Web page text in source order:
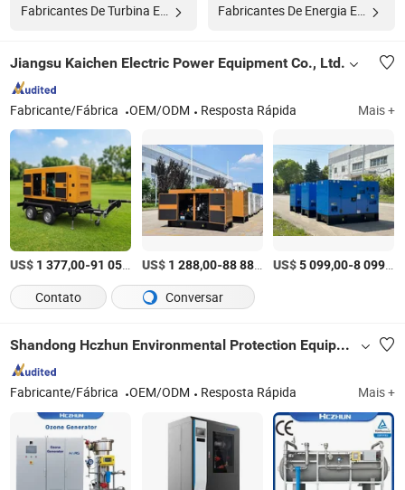
Fabricantes De Turbina Eólica Fabricantes De Energia Eólica
Jiangsu Kaichen Electric Power Equipment Co., Ltd.
Fabricante/Fábrica OEM/ODM Resposta Rápida Mais +
US$ 1 377,00-91 056,00 /Peça
US$ 1 288,00-88 888,00 /Peça
US$5 099,00-8 099,00
Contato
Conversar
Shandong Hczhun Environmental Protection Equipment Co., Ltd.
Fabricante/Fábrica OEM/ODM Resposta Rápida Mais +